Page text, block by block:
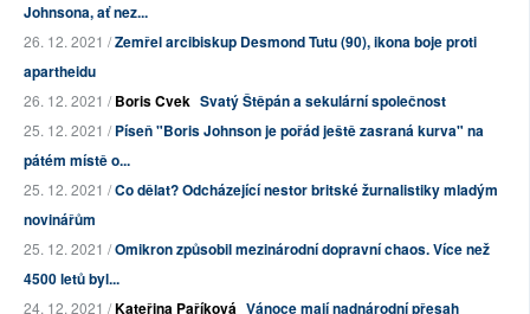
Johnsona, ať nez...
26. 12. 2021 /Zemřel arcibiskup Desmond Tutu (90), ikona boje proti
apartheidu
26. 12. 2021 /Boris Cvek Svatý Štěpán a sekulární společnost
25. 12. 2021 /Píseň "Boris Johnson je pořád ještě zasraná kurva" na
pátém místě o...
25. 12. 2021 /Co dělat? Odcházející nestor britské žurnalistiky mladým
novinářům
25. 12. 2021 /Omikron způsobil mezinárodní dopravní chaos. Více než
4500 letů byl...
24. 12. 2021 /Kateřina Paříková Vánoce mají nadnárodní přesah